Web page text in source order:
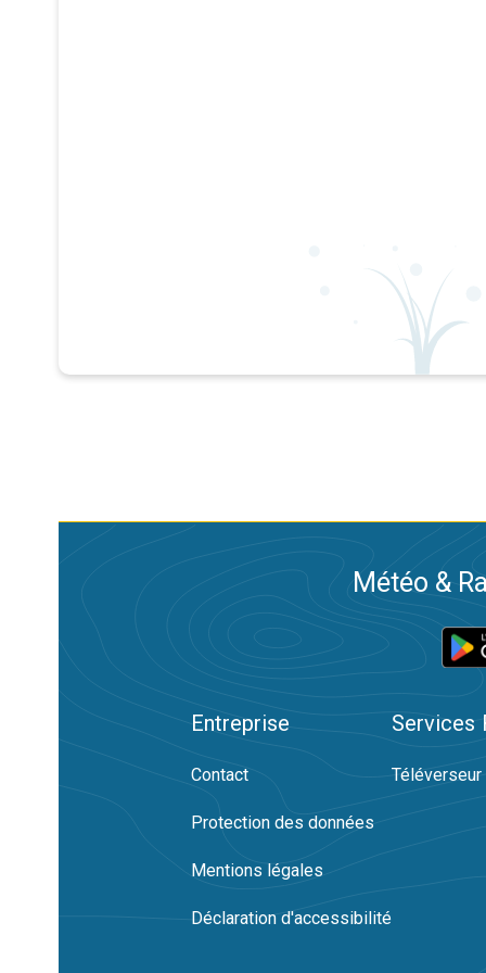
Météo &
Entreprise
Contact
Protection des données
Mentions légales
Déclaration d'accessibilité
Services
Téléverseur